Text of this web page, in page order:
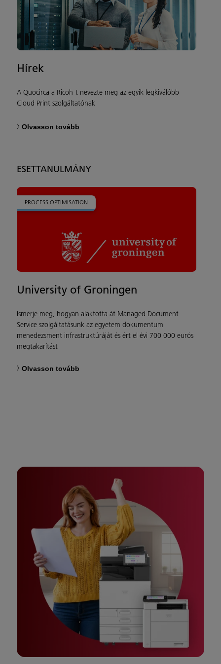
Hírek
A Quocirca a Ricoh-t nevezte meg az egyik legkiválóbb
Cloud Print szolgáltatónak
Olvasson tovább
ESETTANULMÁNY
PROCESS OPTIMISATION
University of Groningen
Ismerje meg, hogyan alaktotta át Managed Document
Service szolgáltatásunk az egyetem dokumentum
menedezsment infrastruktúráját és ért el évi 700 000 eurós
megtakarítást
Olvasson tovább